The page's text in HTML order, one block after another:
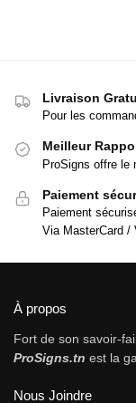
Livraison
Pour les
Meilleur
ProSigns offre le
Paiement
Paiement
Via MasterCard /
À propos
Fort de son savoir-
ProSigns.tn est la
Nous Joindre